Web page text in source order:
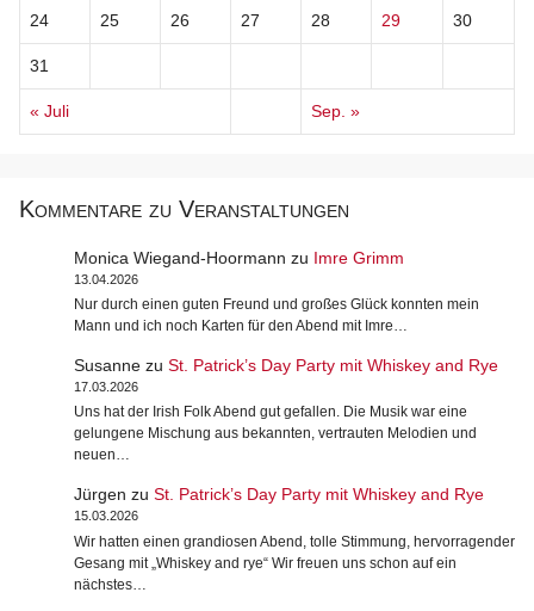
24 25 26 27 28 29 30
31
« Juli Sep. »
Kommentare zu Veranstaltungen
Monica Wiegand-Hoormann zu Imre Grimm
13.04.2026
Nur durch einen guten Freund und großes Glück konnten mein
Mann und ich noch Karten für den Abend mit Imre…
Susannezu St. Patrick’s Day Party mit Whiskey and Rye
17.03.2026
Uns hat der Irish Folk Abend gut gefallen. Die Musik war eine
gelungene Mischung aus bekannten, vertrauten Melodien und
neuen…
Jürgen zu St. Patrick’s Day Party mit Whiskey and Rye
15.03.2026
Wir hatten einen grandiosen Abend, tolle Stimmung, hervorragender
Gesang mit „Whiskey and rye“ Wir freuen uns schon auf ein
nächstes…